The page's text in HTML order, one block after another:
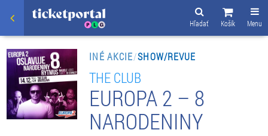
Menu
Košík
Hľadať
INÉ AKCIE/SHOW/REVUE
THE CLUB
EUROPA 2 – 8
NARODENINY